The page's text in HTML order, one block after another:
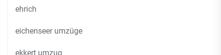
ehrich
eichenseer umzüge
ekkert umzug